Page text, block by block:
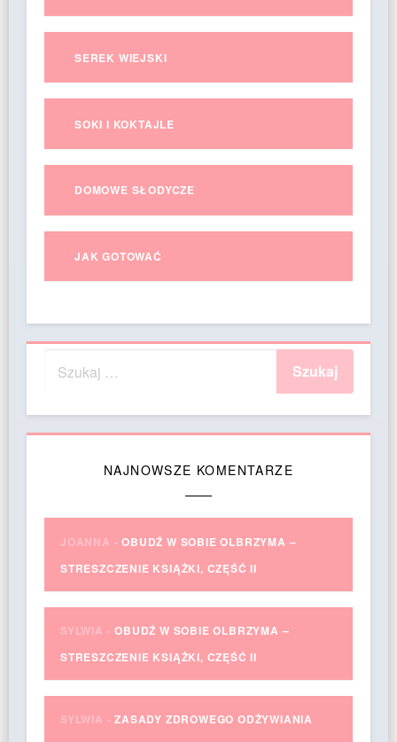
SEREK WIEJSKI
SOKI I KOKTAJLE
DOMOWE SŁODYCZE
JAK GOTOWAĆ
NAJNOWSZE KOMENTARZE
JOANNA -OBUDŹ W SOBIE OLBRZYMA –
STRESZCZENIE KSIĄŻKI, CZĘŚĆ II
SYLWIA -OBUDŹ W SOBIE OLBRZYMA –
STRESZCZENIE KSIĄŻKI, CZĘŚĆ II
SYLWIA -ZASADY ZDROWEGO ODŻYWIANIA